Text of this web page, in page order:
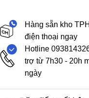
Hàng sẵn kho
điện thoại ngay
Hotline
trợ từ 7h30 - 20h
ngày